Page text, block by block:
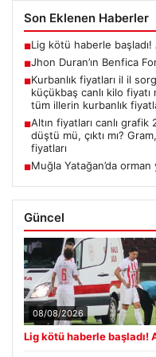
Son Eklenen Haberler
■Lig kötü haberle başladı!
■Jhon Duran’ın Benfica
■Kurbanlık fiyatları il il
küçükbaş canlı kilo
tüm illerin kurbanlık
■Altın fiyatları canlı grafik
düştü mü, çıktı mı?
fiyatları
■Muğla Yatağan’da orman
Güncel
08/08/2026
Lig kötü haberle başladı!